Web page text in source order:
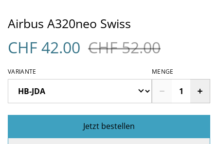
Airbus A320neo Swiss
CHF 42.00 CHF 52.00
VARIANTE MENGE
Jetzt bestellen